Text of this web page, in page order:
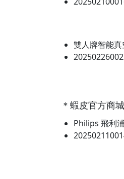
雙人牌智能真
＊蝦皮官方商
Philips 飛利